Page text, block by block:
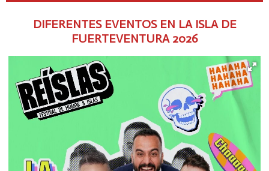
DIFERENTES EVENTOS EN LA ISLA DE
FUERTEVENTURA 2026